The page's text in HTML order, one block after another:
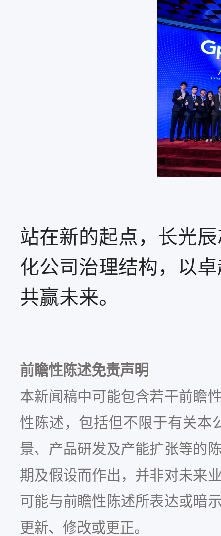
站在新的起点，长光
化公司治理结构，以
共赢未来。
前瞻性陈述免责声明
本新闻稿中可能包含若干前瞻
性陈述，包括但不限于有关本
景、产品研发及产能扩张等的
期及假设而作出，并非对未来
可能与前瞻性陈述所表达或暗
更新、修改或更正。